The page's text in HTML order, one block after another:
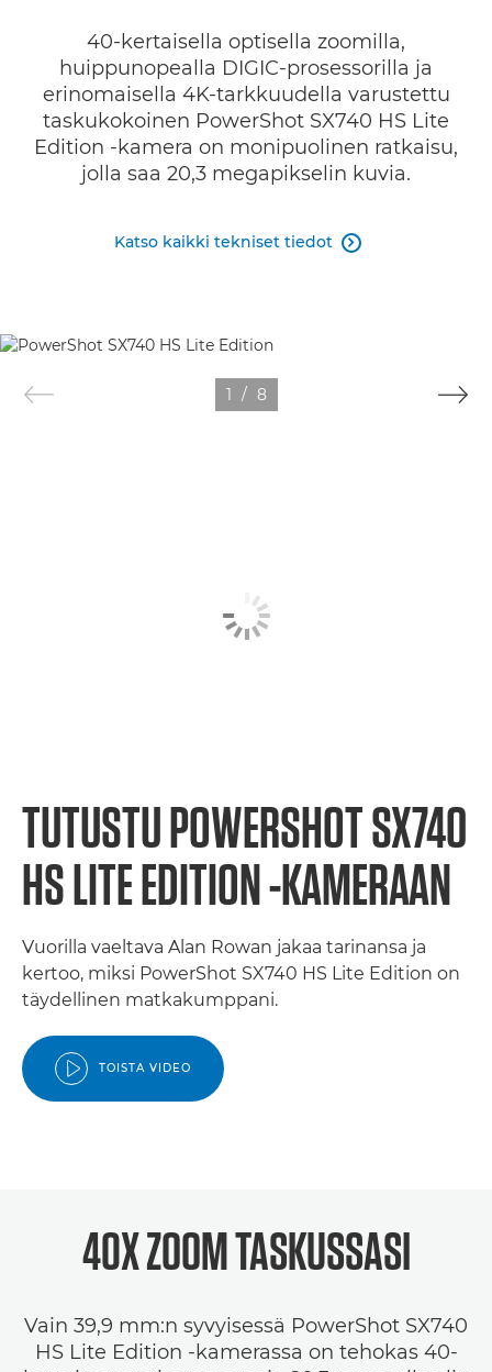
40-kertaisella optisella zoomilla,
huippunopealla DIGIC-prosessorilla ja
erinomaisella 4K-tarkkuudella varustettu
taskukokoinen PowerShot SX740 HS Lite
Edition -kamera on monipuolinen ratkaisu,
jolla saa 20,3 megapikselin kuvia.
Katso kaikki tekniset tiedot 
1 / 8
TUTUSTU POWERSHOT SX740
HS LITE EDITION -KAMERAAN
Vuorilla vaeltava Alan Rowan jakaa tarinansa ja
kertoo, miksi PowerShot SX740 HS Lite Edition on
täydellinen matkakumppani.
TOISTA VIDEO
40X ZOOM TASKUSSASI
Vain 39,9 mm:n syvyisessä PowerShot SX740
HS Lite Edition -kamerassa on tehokas 40-